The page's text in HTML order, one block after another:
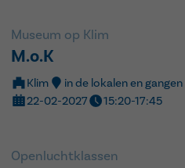
Museum op Klim
M.o.K
Klim
in de lokalen en
22-02-2027
15:20-17:45
Openluchtklassen